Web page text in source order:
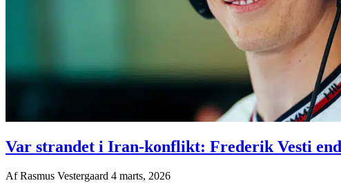
Var strandet i Iran-konflikt: Frederik Vesti
AfRasmus Vestergaard 4 marts, 2026